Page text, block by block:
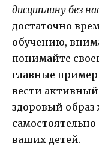
дисциплину без
достаточно
обучению,
понимайте
главные
вести
здоровый образ
ваших детей.